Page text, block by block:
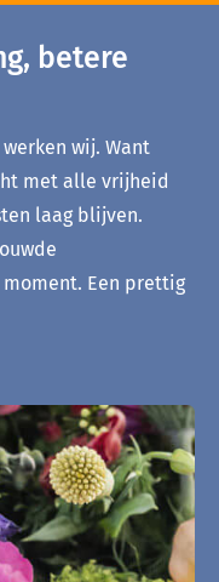
betere
wij. Want
met alle vrijheid
laag blijven.
Een prettig